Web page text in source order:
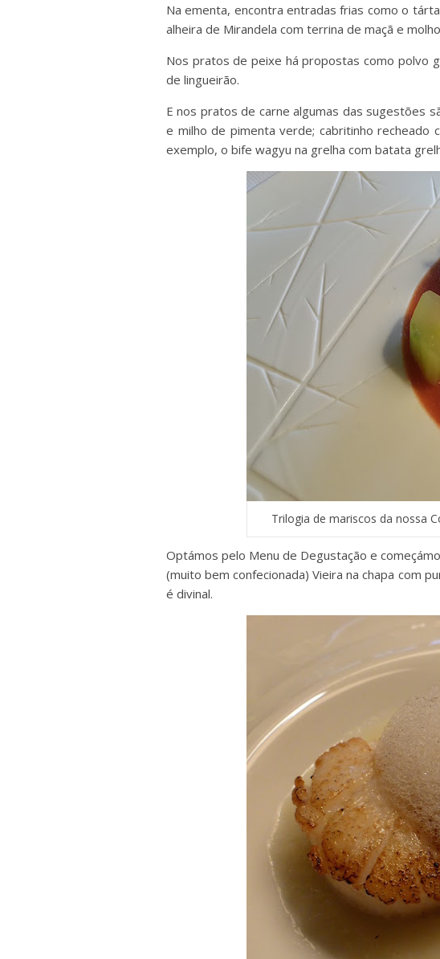
Na ementa, encontra entradas frias como o
alheira de Mirandela com terrina de maçã e
Nos pratos de peixe há propostas como polvo
de lingueirão.
E nos pratos de carne algumas das sugestões
e milho de pimenta verde; cabritinho recheado
exemplo, o bife wagyu na grelha com batata
Trilogia de mariscos da nossa
Optámos pelo Menu de Degustação e
(muito bem confecionada) Vieira na chapa com
é divinal.